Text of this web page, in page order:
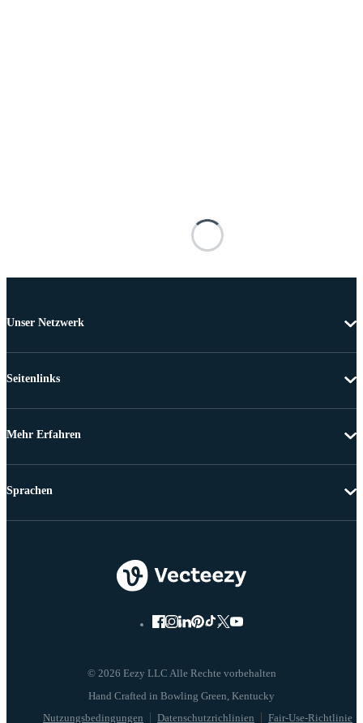
Unser Netzwerk
Seitenlinks
Mehr Erfahren
© 2026 Eezy LLC Alle Rechte vorbehalten
Nutzungsbedingungen Datenschutzrichlinien Fair-Use-Richtlinie
Sprachen